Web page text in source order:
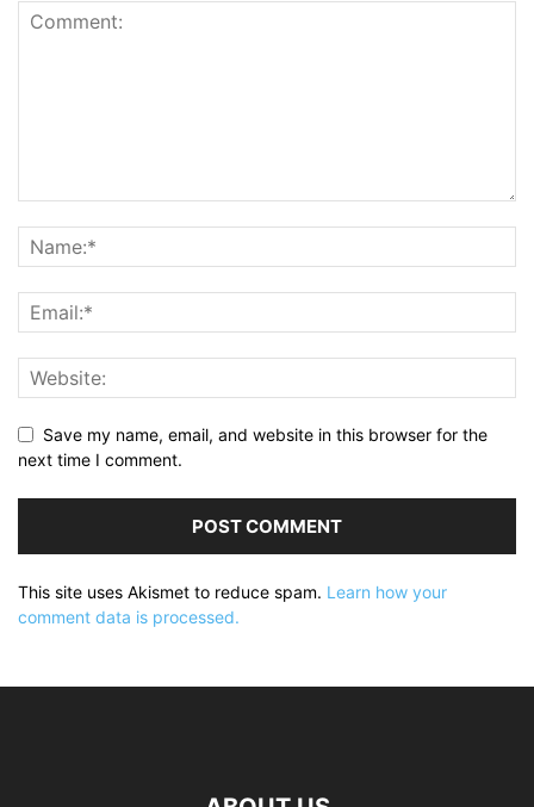
Save my name, email, and website in this browser for the
next time I comment.
This site uses Akismet to reduce spam. Learn how your
comment data is processed.